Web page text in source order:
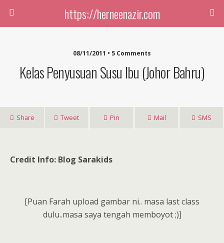
https://herneenazir.com
08/11/2011 • 5 Comments
Kelas Penyusuan Susu Ibu (Johor Bahru)
Share Tweet Pin Mail SMS
Credit Info: Blog Sarakids
[Puan Farah upload gambar ni.. masa last class
dulu..masa saya tengah memboyot ;)]